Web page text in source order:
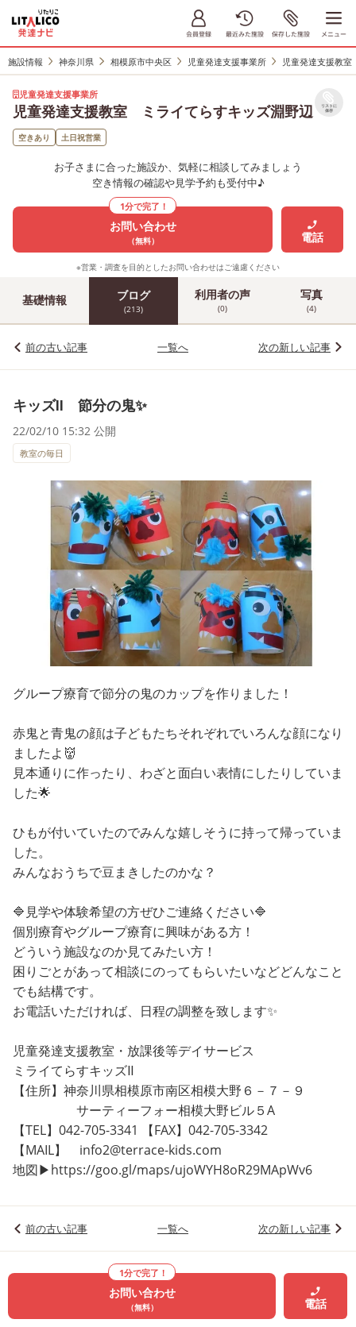
施設情報 神奈川県 相模原市中央区 児童発達支援事業所 児童発達支援教
児童発達支援事業所
児童発達支援教室 ミライてらすキッズ淵野辺 リストに
保存
空きあり 土日祝営業
お子さまに合った施設か、気軽に相談してみましょう
空き情報の確認や見学予約も受付中♪
1分で完了！
お問い合わせ
（無料） 電話
※営業・調査を目的としたお問い合わせはご遠慮ください
基礎情報 ブログ
(213)
利用者の声
(0)
写真
(4)
前の古い記事 一覧へ 次の新しい記事
キッズⅡ 節分の鬼✨
22/02/10 15:32 公開
教室の毎日
グループ療育で節分の鬼のカップを作りました！
赤鬼と青鬼の顔は子どもたちそれぞれでいろんな顔になり
ましたよ👹
見本通りに作ったり、わざと面白い表情にしたりしていま
した🌟
ひもが付いていたのでみんな嬉しそうに持って帰っていま
した。
みんなおうちで豆まきしたのかな？
🔷見学や体験希望の方ぜひご連絡ください🔷
個別療育やグループ療育に興味がある方！
どういう施設なのか見てみたい方！
困りごとがあって相談にのってもらいたいなどどんなこと
でも結構です。
お電話いただければ、日程の調整を致します✨
児童発達支援教室・放課後等デイサービス
ミライてらすキッズⅡ
【住所】神奈川県相模原市南区相模大野６－７－９
サーティーフォー相模大野ビル５A
【TEL】042-705-3341 【FAX】042-705-3342
【MAIL】 info2@terrace-kids.com
地図▶https://goo.gl/maps/ujoWYH8oR29MApWv6
前の古い記事 一覧へ 次の新しい記事
1分で完了！
お問い合わせ
（無料） 電話